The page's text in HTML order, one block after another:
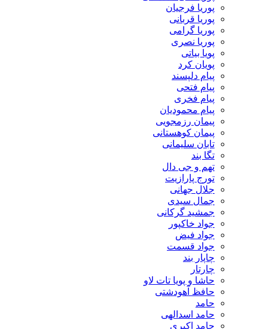
پوریا فرجیان
پوریا قربانی
پوریا گرامی
پوریا نصری
پویا بیاتی
پویان کرد
پیام دلپسند
پیام فتحی
پیام فخری
پیام محمودیان
پیمان رزمجویی
پیمان کوهستانی
تابان سلیمانی
تگا بند
تهم و جی دال
تورج پارازیت
جلال جهانی
جمال سیدی
جمشید گرکانی
جواد خاکپور
جواد فیض
جواد قسمت
چاپار بند
چارتار
حاشا و پویا تات لاو
حافظ آهودشتی
حامد
حامد اسدالهی
حامد اکبری